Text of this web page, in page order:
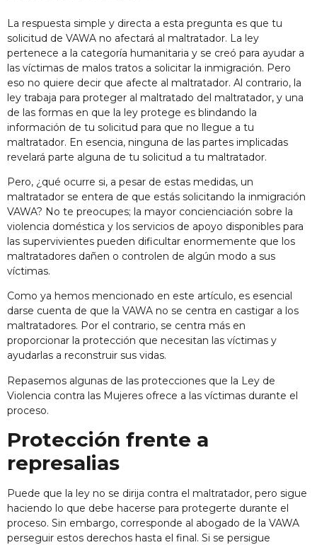
La respuesta simple y directa a esta pregunta es que tu
solicitud de VAWA no afectará al maltratador. La ley
pertenece a la categoría humanitaria y se creó para ayudar a
las víctimas de malos tratos a solicitar la inmigración. Pero
eso no quiere decir que afecte al maltratador. Al contrario, la
ley trabaja para proteger al maltratado del maltratador, y una
de las formas en que la ley protege es blindando la
información de tu solicitud para que no llegue a tu
maltratador. En esencia, ninguna de las partes implicadas
revelará parte alguna de tu solicitud a tu maltratador.
Pero, ¿qué ocurre si, a pesar de estas medidas, un
maltratador se entera de que estás solicitando la inmigración
VAWA? No te preocupes; la mayor concienciación sobre la
violencia doméstica y los servicios de apoyo disponibles para
las supervivientes pueden dificultar enormemente que los
maltratadores dañen o controlen de algún modo a sus
víctimas.
Como ya hemos mencionado en este artículo, es esencial
darse cuenta de que la VAWA no se centra en castigar a los
maltratadores. Por el contrario, se centra más en
proporcionar la protección que necesitan las víctimas y
ayudarlas a reconstruir sus vidas.
Repasemos algunas de las protecciones que la Ley de
Violencia contra las Mujeres ofrece a las víctimas durante el
proceso.
Protección frente a
represalias
Puede que la ley no se dirija contra el maltratador, pero sigue
haciendo lo que debe hacerse para protegerte durante el
proceso. Sin embargo, corresponde al abogado de la VAWA
perseguir estos derechos hasta el final. Si se persigue